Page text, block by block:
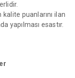
kalite puanlarını ilan
yapılması esastır.